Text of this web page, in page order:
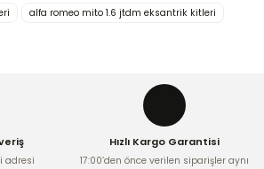
bulunuyor.
daha pahalı.
alternatifler olmalı.
alfa romeo mito 1.6 jtdm eksantrik kitleri
adresi
Hızlı Kargo Garantisi
17:00’den önce verilen siparişler aynı